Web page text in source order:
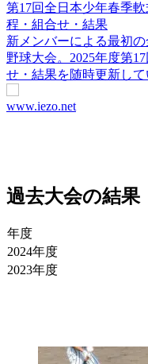
第17回全日本少年春季
程・組合せ・結果
新メンバーによる最初
野球大会。2025年度第
せ・結果を随時更新し
www.iezo.net
過去大会の結果
年度
2024年度
2023年度